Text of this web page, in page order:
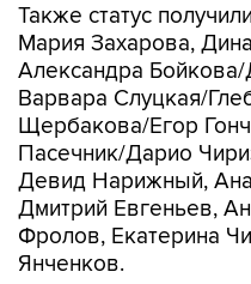
Также статус
Мария Захарова,
Александра
Варвара Слуцкая/
Щербакова/Егор
Пасечник/Дарио
Девид Нарижный,
Дмитрий Евгеньев,
Фролов, Екатерина
Янченков.